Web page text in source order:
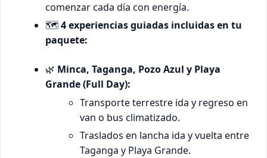
comenzar cada día con energía.
🗺️4 experiencias guiadas incluidas en tu
paquete:
🌿 Minca, Taganga, Pozo Azul y Playa
Grande (Full Day):
Transporte terrestre ida y regreso en
van o bus climatizado.
Traslados en lancha ida y vuelta entre
Taganga y Playa Grande.